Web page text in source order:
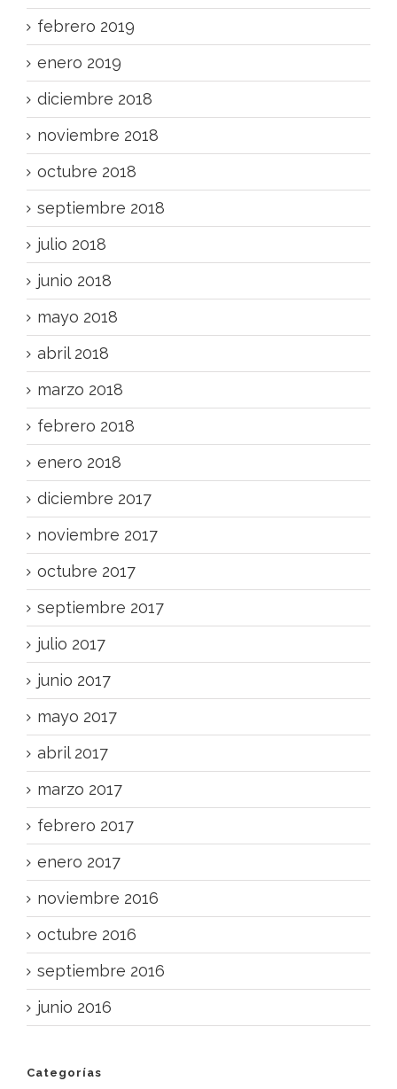
febrero 2019
enero 2019
diciembre 2018
noviembre 2018
octubre 2018
septiembre 2018
julio 2018
junio 2018
mayo 2018
abril 2018
marzo 2018
febrero 2018
enero 2018
diciembre 2017
noviembre 2017
octubre 2017
septiembre 2017
julio 2017
junio 2017
mayo 2017
abril 2017
marzo 2017
febrero 2017
enero 2017
noviembre 2016
octubre 2016
septiembre 2016
junio 2016
Categorías